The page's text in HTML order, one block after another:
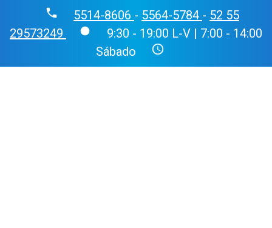
phone 5514-8606 - 5564-5784 - 52 55
29573249
fiber_manual_record
9:30 - 19:00 L-V | 7:00 - 14:00
Sábado
schedule